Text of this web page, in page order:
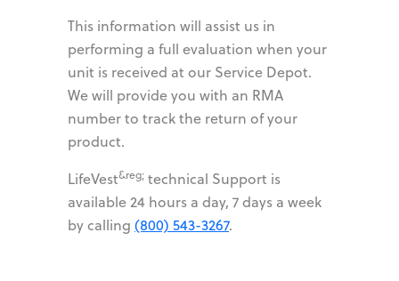
This information will assist us in
performing a full evaluation when your
unit is received at our Service Depot.
We will provide you with an RMA
number to track the return of your
product.
LifeVest&reg; technical Support is
available 24 hours a day, 7 days a week
by calling (800) 543-3267.